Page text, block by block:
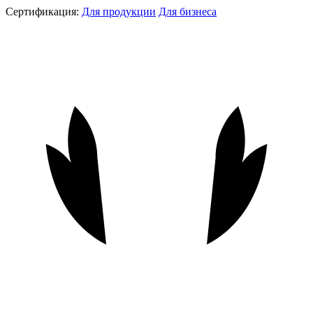
Сертификация: Для продукции Для бизнеса